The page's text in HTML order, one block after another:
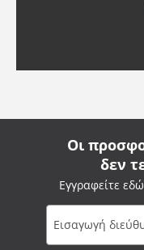
Οι
δεν
Εγγραφείτε